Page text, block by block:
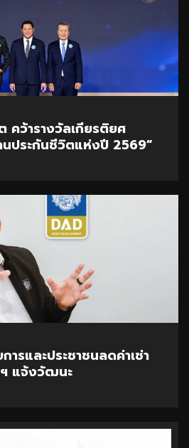
คว้ารางวัลเกียรติยศ
ประกันชีวิตแห่งปี 2569”
ารและประชาชนลดค่าเช่า
แจ้งวัฒนะ